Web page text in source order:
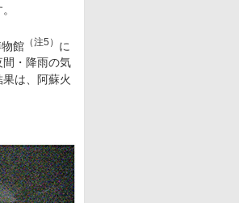
館 （注5） に
・降雨の気
は、阿蘇火